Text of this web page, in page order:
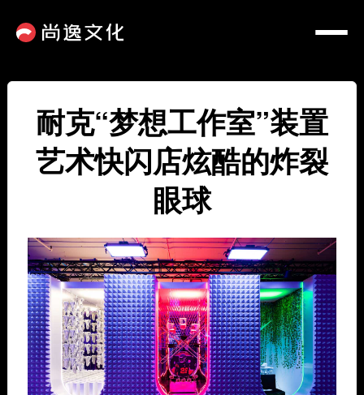
耐克“梦想工作室”装置
艺术快闪店炫酷的炸裂
眼球